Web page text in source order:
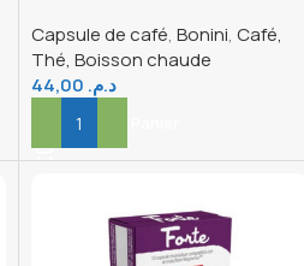
Capsule de café, Bonini, Café,
Thé, Boisson chaude
د.م.
Ajouter Au Panier